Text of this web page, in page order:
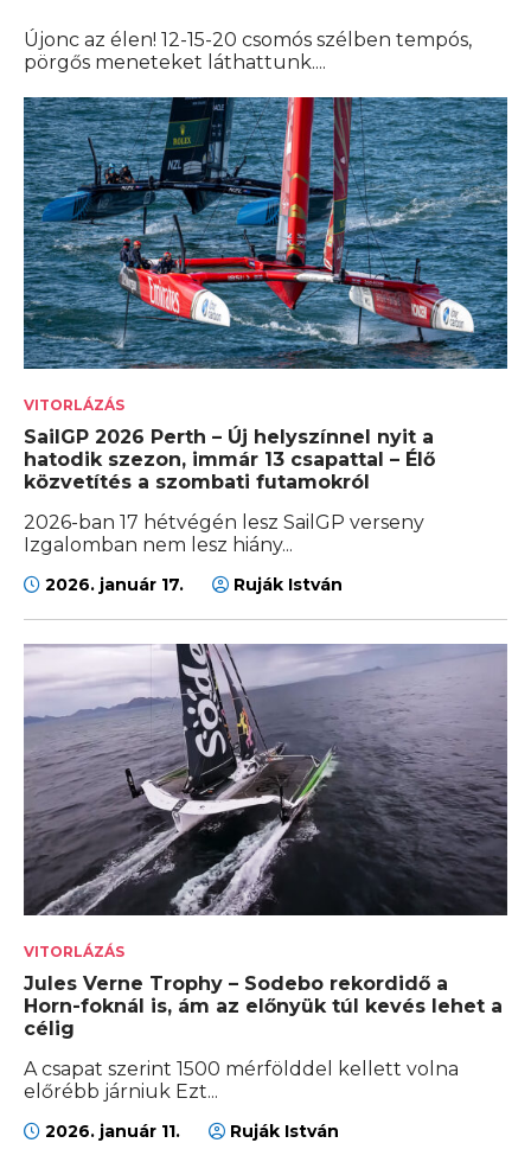
Újonc az élen! 12-15-20 csomós szélben tempós,
pörgős meneteket láthattunk....
VITORLÁZÁS
SailGP 2026 Perth – Új helyszínnel nyit a
hatodik szezon, immár 13 csapattal – Élő
közvetítés a szombati futamokról
2026-ban 17 hétvégén lesz SailGP verseny
Izgalomban nem lesz hiány...
2026. január 17. Ruják István
VITORLÁZÁS
Jules Verne Trophy – Sodebo rekordidő a
Horn-foknál is, ám az előnyük túl kevés lehet a
célig
A csapat szerint 1500 mérfölddel kellett volna
előrébb járniuk Ezt...
2026. január 11. Ruják István